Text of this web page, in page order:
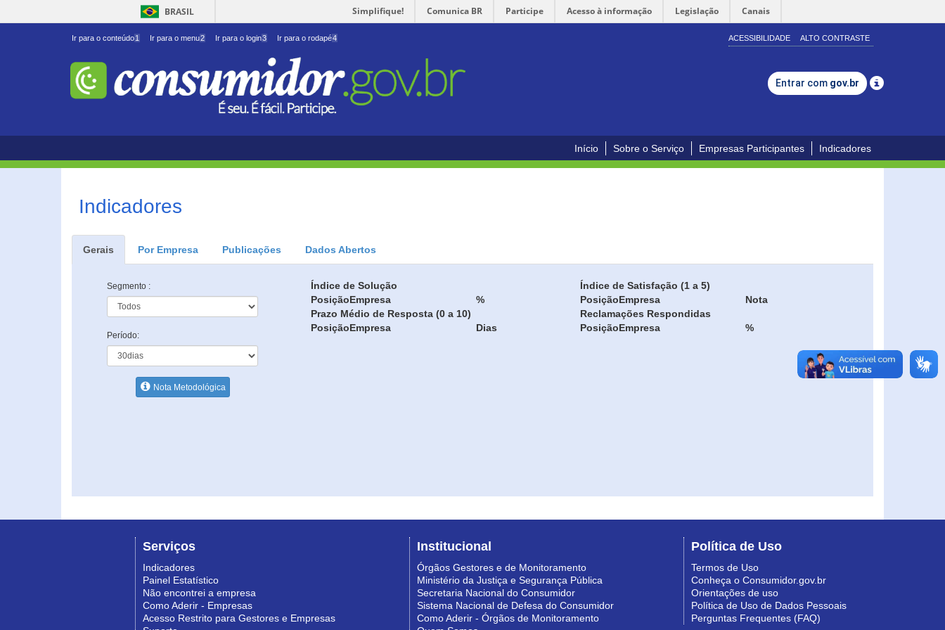
BRASIL Simplifique! Comunica BR Participe Acesso à informação Legislação Canais
Ir para o conteúdo1 Ir para o menu2 Ir para o login3 Ir para o rodapé4 ACESSIBILIDADE ALTO CONTRASTE
Entrar com gov.br
Início Sobre o Serviço Empresas Participantes Indicadores
Indicadores
Gerais Por Empresa Publicações Dados Abertos
Segmento :
Período:
Nota Metodológica
Índice de Solução
PosiçãoEmpresa %
Índice de Satisfação (1 a 5)
PosiçãoEmpresa
Nota
Prazo Médio de Resposta (0 a 10)
PosiçãoEmpresa Dias
Reclamações Respondidas
PosiçãoEmpresa %
Serviços
Indicadores
Painel Estatístico
Não encontrei a empresa
Como Aderir - Empresas
Acesso Restrito para Gestores e Empresas
Institucional
Órgãos Gestores e de Monitoramento
Ministério da Justiça e Segurança Pública
Secretaria Nacional do Consumidor
Sistema Nacional de Defesa do Consumidor
Como Aderir - Órgãos de Monitoramento
Política de Uso
Termos de Uso
Conheça o Consumidor.gov.br
Orientações de uso
Política de Uso de Dados Pessoais
Perguntas Frequentes (FAQ)